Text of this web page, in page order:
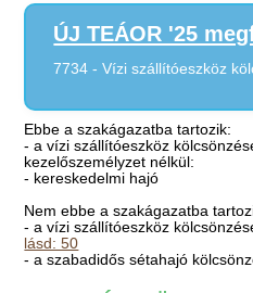
ÚJ TEÁOR '25
7734 - Vízi szállítóeszköz
Ebbe a szakágazatba tartozik:
- a vízi szállítóeszköz
kezelőszemélyzet nélkül:
- kereskedelmi hajó
Nem ebbe a szakágazatba
- a vízi szállítóeszköz
lásd: 50
- a szabadidős sétahajó